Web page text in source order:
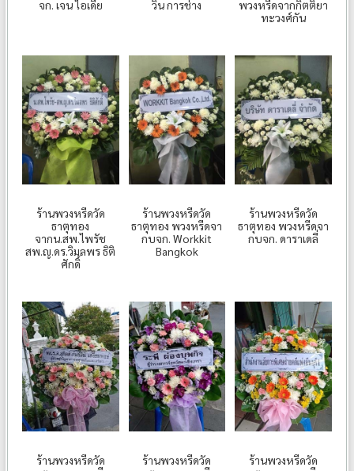
จก. เจน ไอเดีย
วิน การช่าง
พวงหรีดจากกิตติยา
ทะวงศ์กัน
ร้านพวงหรีดวัด
ธาตุทอง
จากน.สพ.ไพรัช
สพ.ญ.ดร.วิมลพร ธิติ
ศักดิ์
ร้านพวงหรีดวัด
ธาตุทอง พวงหรีดจา
กบจก. Workkit
Bangkok
ร้านพวงหรีดวัด
ธาตุทอง พวงหรีดจา
กบจก. ดาราเดลี่
ร้านพวงหรีดวัด
ร้านพวงหรีดวัด
ร้านพวงหรีดวัด